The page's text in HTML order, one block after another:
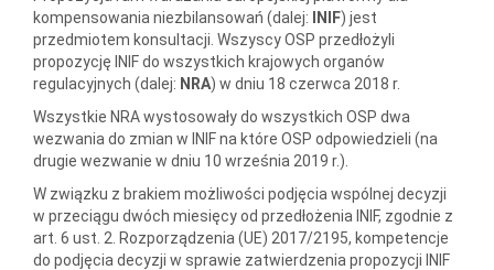
kompensowania niezbilansowań (dalej:
INIF) jest
przedmiotem konsultacji. Wszyscy OSP przedłożyli
propozycję INIF do wszystkich krajowych organów
regulacyjnych (dalej: NRA) w dniu 18 czerwca 2018 r.
Wszystkie NRA wystosowały do wszystkich OSP dwa
wezwania do zmian w INIF na które OSP odpowiedzieli (na
drugie wezwanie w dniu 10 września 2019 r.).
W związku z brakiem możliwości podjęcia wspólnej decyzji
w przeciągu dwóch miesięcy od przedłożenia INIF, zgodnie z
art. 6 ust. 2. Rozporządzenia (UE) 2017/2195, kompetencje
do podjęcia decyzji w sprawie zatwierdzenia propozycji INIF